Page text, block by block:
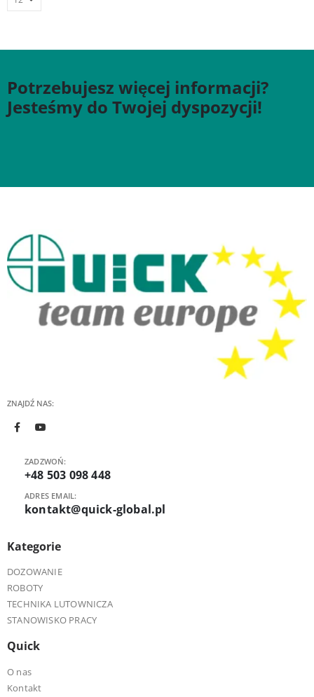
Potrzebujesz więcej informacji?
Jesteśmy do Twojej dyspozycji!
ZNAJDŹ NAS:
ZADZWOŃ:
+48 503 098 448
ADRES EMAIL:
kontakt@quick-global.pl
Kategorie
DOZOWANIE
ROBOTY
TECHNIKA LUTOWNICZA
STANOWISKO PRACY
Quick
O nas
Kontakt